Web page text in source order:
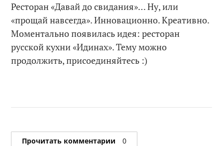
Ресторан «Давай до свидания»… Ну, или
«прощай навсегда». Инновационно. Креативно.
Моментально появилась идея: ресторан
русской кухни «Идинах». Тему можно
продолжить, присоединяйтесь :)
Прочитать комментарии 0